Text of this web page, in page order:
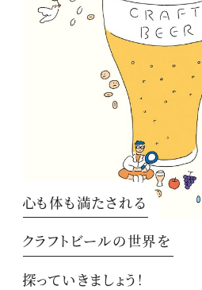
心も体も満たされる
クラフトビールの世界を
探っていきましょう！